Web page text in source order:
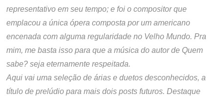
representativo em seu tempo; e foi o compositor que
emplacou a única ópera composta por um americano
encenada com alguma regularidade no Velho Mundo. Pra
mim, me basta isso para que a música do autor de Quem
sabe? seja eternamente respeitada.
Aqui vai uma seleção de árias e duetos desconhecidos, a
título de prelúdio para mais dois posts futuros. Destaque